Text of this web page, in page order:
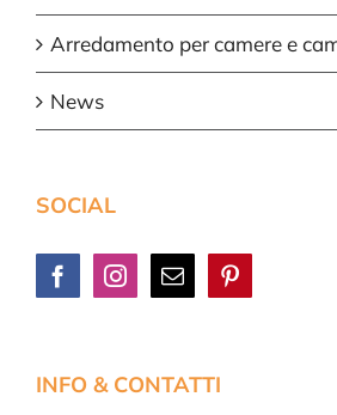
Arredamento per camere e
News
SOCIAL
INFO & CONTATTI